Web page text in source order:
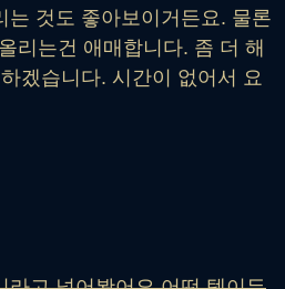
는 것도 좋아보이거든요. 물론
리는건 애매합니다. 좀 더 해
겠습니다. 시간이 없어서 요